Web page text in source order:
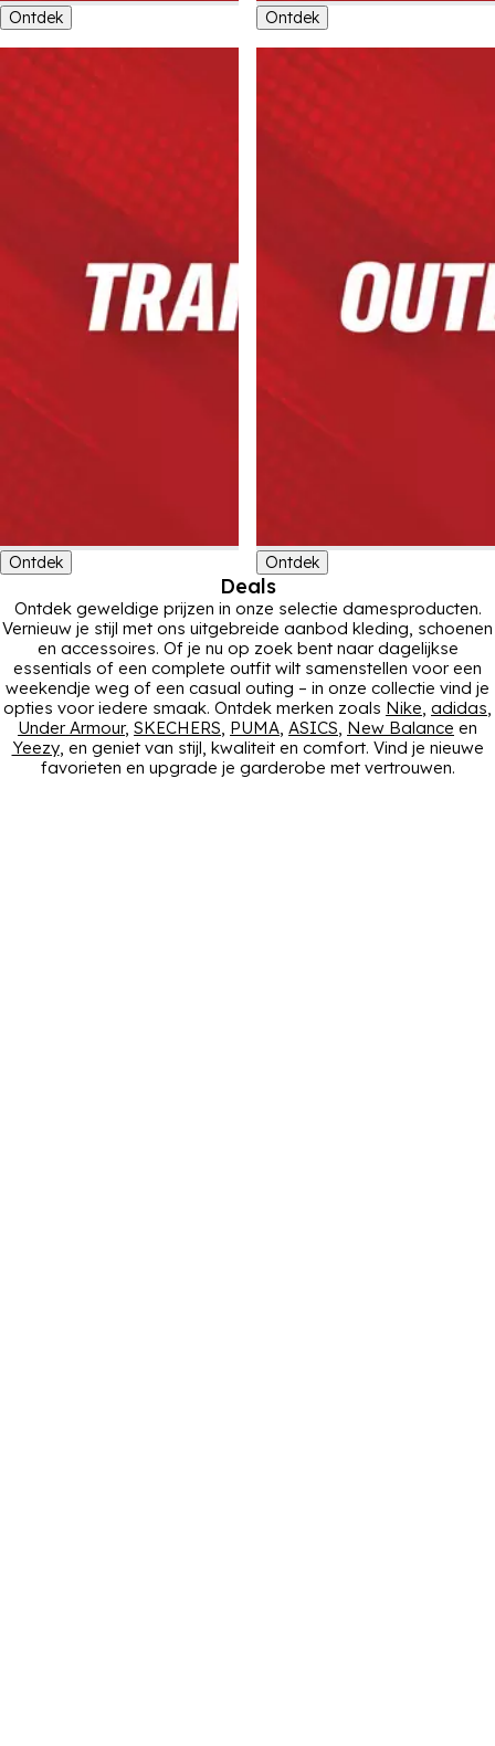
Ontdek Ontdek
Ontdek Ontdek
Deals
Ontdek geweldige prijzen in onze selectie damesproducten.
Vernieuw je stijl met ons uitgebreide aanbod kleding, schoenen
en accessoires. Of je nu op zoek bent naar dagelijkse
essentials of een complete outfit wilt samenstellen voor een
weekendje weg of een casual outing – in onze collectie vind je
opties voor iedere smaak. Ontdek merken zoals Nike, adidas,
Under Armour, SKECHERS, PUMA, ASICS, New Balance en
Yeezy, en geniet van stijl, kwaliteit en comfort. Vind je nieuwe
favorieten en upgrade je garderobe met vertrouwen.